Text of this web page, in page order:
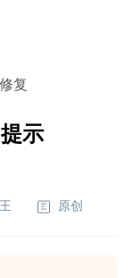
复
示
原创